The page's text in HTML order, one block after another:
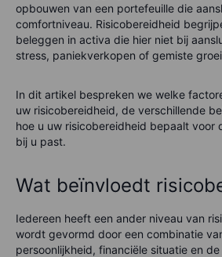
opbouwen van een portefeuille die
comfortniveau. Risicobereidheid
beleggen in activa die hier niet bij
stress, paniekverkopen of gemiste
In dit artikel bespreken we welke
uw risicobereidheid, de verschillende
hoe u uw risicobereidheid bepaalt voor
bij u past.
Wat beïnvloedt
Iedereen heeft een ander niveau van
wordt gevormd door een combinatie
persoonlijkheid, financiële situatie en